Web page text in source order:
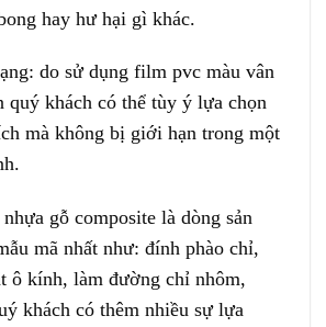
hay hư hại gì khác.
do sử dụng film pvc màu vân
quý khách có thể tùy ý lựa chọn
mà không bị giới hạn trong một
gỗ composite là dòng sản
mã nhất như: đính phào chỉ,
ô kính, làm đường chỉ nhôm,
khách có thêm nhiều sự lựa